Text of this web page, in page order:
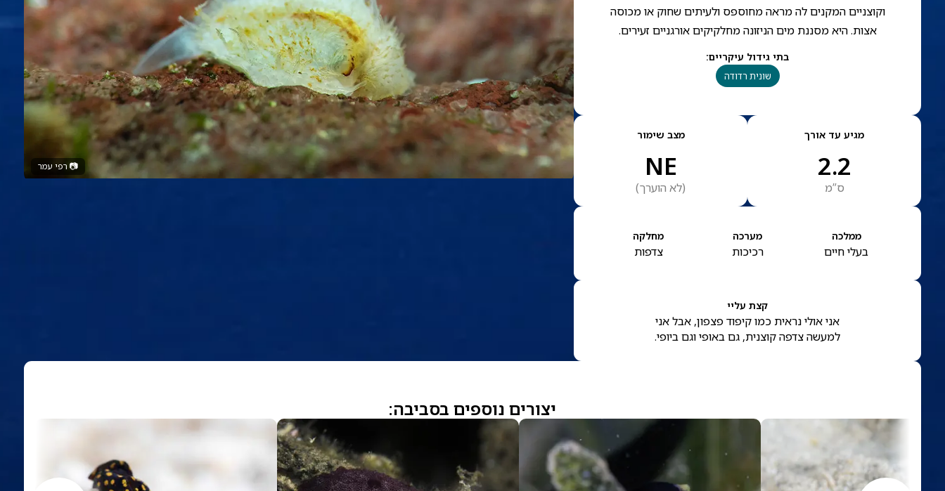
📷 רפי עמר
וקוצניים המקנים לה מראה מחוספס ולעיתים שחוק או מכוסה
אצות. היא מסננת מים הניזונה מחלקיקים אורגניים זעירים.
בתי גידול עיקריים:
שונית רדודה
מגיע עד אורך
2.2
ס”מ
מצב שימור
NE
(לא הוערך)
ממלכה
בעלי חיים
מערכה
רכיכות
מחלקה
צדפות
קצת עליי
אני אולי נראית כמו קיפוד פצפון, אבל אני
למעשה צדפה קוצנית, גם באופי וגם ביופי.
יצורים נוספים בסביבה: